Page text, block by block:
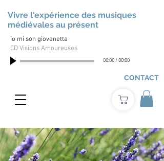
Vivre l'expérience des musiques
médiévales au présent
Io mi son giovanetta
CD Visions Amoureuses
00:00/00:00
CONTACT